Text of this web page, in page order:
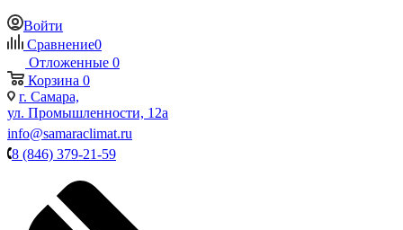
Войти
Сравнение0
Отложенные 0
Корзина 0
г. Самара,
ул. Промышленности, 12а
info@samaraclimat.ru
8 (846) 379-21-59